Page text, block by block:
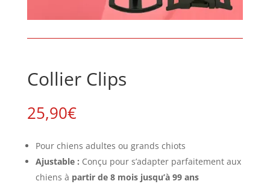
Collier Clips
25,90€
Pour chiens adultes ou grands chiots
Ajustable : Conçu pour s’adapter parfaitement aux
chiens à partir de 8 mois jusqu’à 99 ans